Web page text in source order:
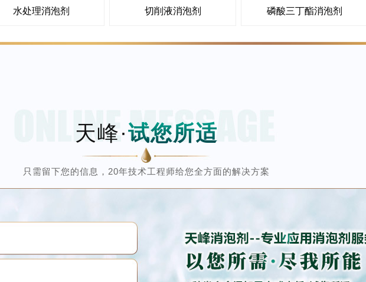
水处理消泡剂 切削液消泡剂 磷酸三丁酯消泡剂
天峰·试您所适
只需留下您的信息，20年技术工程师给您全方面的解决方案